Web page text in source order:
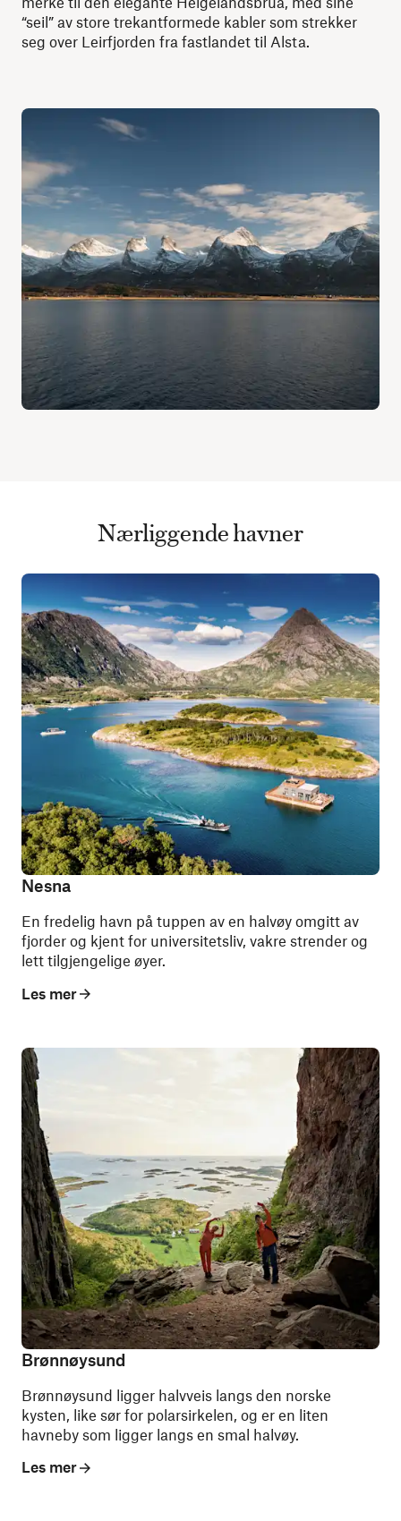
“seil” av store trekantformede kabler som strekker
seg over Leirfjorden fra fastlandet til Alsta.
Nærliggende havner
Nesna
En fredelig havn på tuppen av en halvøy omgitt av
fjorder og kjent for universitetsliv, vakre strender og
lett tilgjengelige øyer.
Les mer
Brønnøysund
Brønnøysund ligger halvveis langs den norske
kysten, like sør for polarsirkelen, og er en liten
havneby som ligger langs en smal halvøy.
Les mer